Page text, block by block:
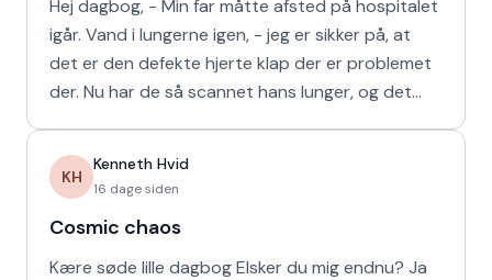
Hej dagbog, - Min far måtte afsted på hospitalet
igår. Vand i lungerne igen, - jeg er sikker på, at
det er den defekte hjerte klap der er problemet
der. Nu har de så scannet hans lunger, og det
KH
Kenneth Hvid
16 dage siden
Cosmic chaos
Kære søde lille dagbog Elsker du mig endnu? Ja